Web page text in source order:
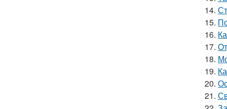
14.
15.
16.
17.
18.
19.
20.
21.